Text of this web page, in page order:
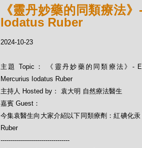
《靈丹妙藥的同類療法
Iodatus Ruber
2024-10-23
主題 Topic： 《靈丹妙藥的同類療法》-
Mercurius Iodatus Ruber
主持人 Hosted by： 袁大明 自然療法醫生
嘉賓 Guest：
今集袁醫生向大家介紹以下同類療劑：紅碘化
Ruber
----------------------------------